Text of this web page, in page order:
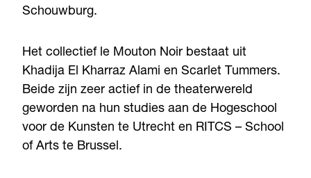
Schouwburg.
Het collectief le Mouton Noir bestaat uit
Khadija El Kharraz Alami en Scarlet Tummers.
Beide zijn zeer actief in de theaterwereld
geworden na hun studies aan de Hogeschool
voor de Kunsten te Utrecht en RITCS – School
of Arts te Brussel.